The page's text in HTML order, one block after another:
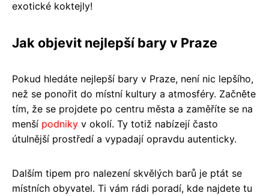
exotické koktejly!
Jak objevit nejlepší bary v Praze
Pokud hledáte nejlepší bary v Praze, není nic lepšího,
než se ponořit do místní kultury a atmosféry. Začněte
tím, že se projdete po centru města a zaměříte se na
menší podniky v okolí. Ty totiž nabízejí často
útulnější prostředí a vypadají opravdu autenticky.
Dalším tipem pro nalezení skvělých barů je ptát se
místních obyvatel. Ti vám rádi poradí, kde najdete tu